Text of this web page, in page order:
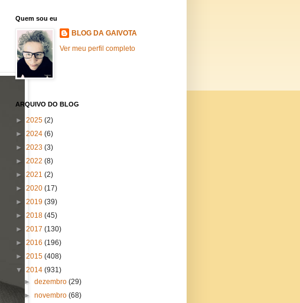
Quem sou eu
BLOG DA GAIVOTA
Ver meu perfil completo
ARQUIVO DO BLOG
► 2025 (2)
► 2024 (6)
► 2023 (3)
► 2022 (8)
► 2021 (2)
► 2020 (17)
► 2019 (39)
► 2018 (45)
► 2017 (130)
► 2016 (196)
► 2015 (408)
▼ 2014 (931)
►dezembro(29)
►novembro(68)